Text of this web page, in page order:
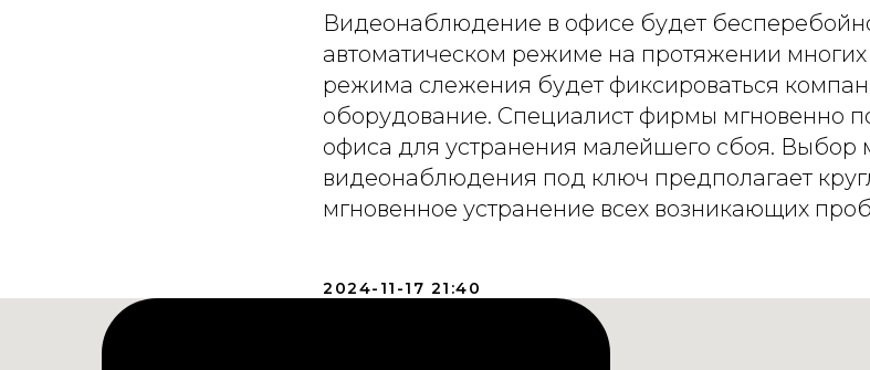
Видеонаблюдение в офисе будет
автоматическом режиме на протяжении
режима слежения будет фиксироваться
оборудование. Специалист фирмы мгновенно
офиса для устранения малейшего сбоя. Выбор
видеонаблюдения под ключ предполагает
мгновенное устранение всех возникающих
2024-11-17 21:40